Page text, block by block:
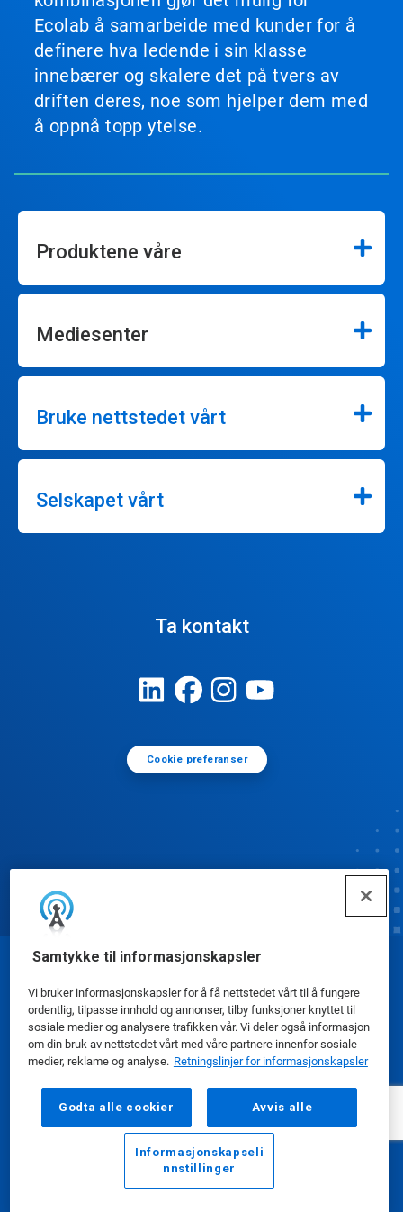
Samtykke til informasjonskapsler
Vi bruker informasjonskapsler for å få nettstedet vårt til å fungere
ordentlig, tilpasse innhold og annonser, tilby funksjoner knyttet til
sosiale medier og analysere trafikken vår. Vi deler også informasjon
om din bruk av nettstedet vårt med våre partnere innenfor sosiale
medier, reklame og analyse. Retningslinjer for informasjonskapsler
Godta alle cookier Avvis alle
Informasjonskapseli
nnstillinger
Ecolab å samarbeide med kunder for å
definere hva ledende i sin klasse
innebærer og skalere det på tvers av
driften deres, noe som hjelper dem med
å oppnå topp ytelse.
Produktene våre
Mediesenter
Bruke nettstedet vårt
Selskapet vårt
Ta kontakt
Cookie preferanser
E-post Ring
Sikkerhetsdatablad|Personvernerklæring|
Bruksvilkår